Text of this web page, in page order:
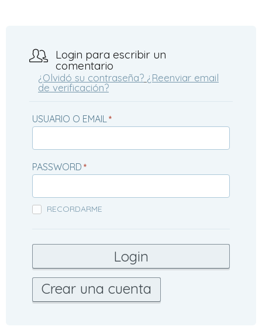
Login para escribir un
comentario
¿Olvidó su contraseña? ¿Reenviar email
de verificación?
USUARIO O EMAIL *
PASSWORD *
RECORDARME
Crear una cuenta